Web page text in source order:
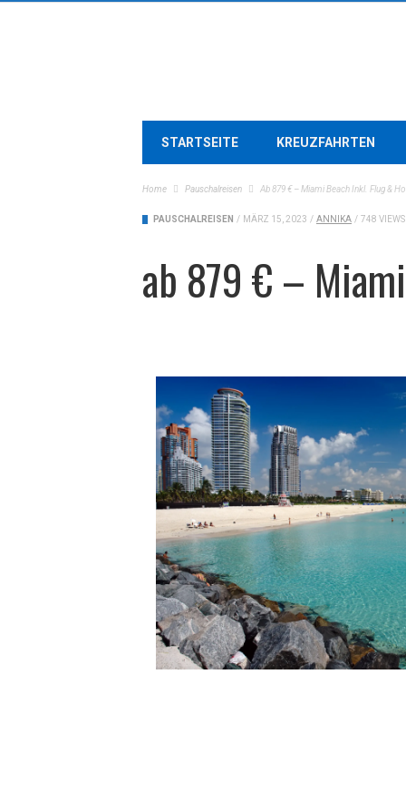
STARTSEITE KREUZFAHRTEN
Home Pauschalreisen Ab 879 € – Miami Beach Inkl. Flug &
PAUSCHALREISEN / MÄRZ 15, 2023 / ANNIKA / 748 VIEWS
ab 879 € –